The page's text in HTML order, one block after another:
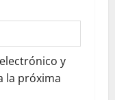
y
la próxima